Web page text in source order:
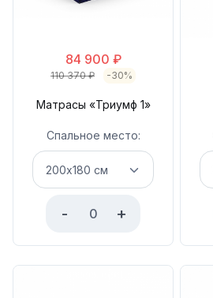
84 900 ₽
110 370₽ -30%
Матрасы «Триумф 1»
Спальное место:
- +